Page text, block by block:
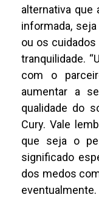
alternativa que
informada,
ou os
tranquilidade.
com o
aumentar a
qualidade do
Cury. Vale
que seja o
significado
dos medos
eventualmente.